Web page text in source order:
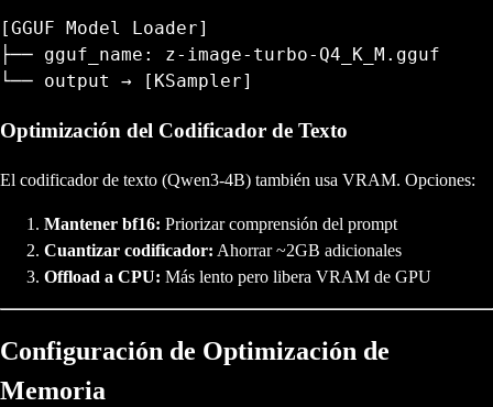
[GGUF Model Loader]
├── gguf_name: z-image-turbo-Q4_K_M.gguf
Optimización del Codificador de Texto
El codificador de texto (Qwen3-4B) también usa VRAM. Opciones:
Mantener bf16: Priorizar comprensión del prompt
Cuantizar codificador: Ahorrar ~2GB adicionales
Offload a CPU: Más lento pero libera VRAM de GPU
Configuración de Optimización de
Memoria